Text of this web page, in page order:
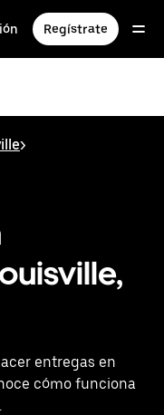
Regístrate
>
entregas en
cómo funciona